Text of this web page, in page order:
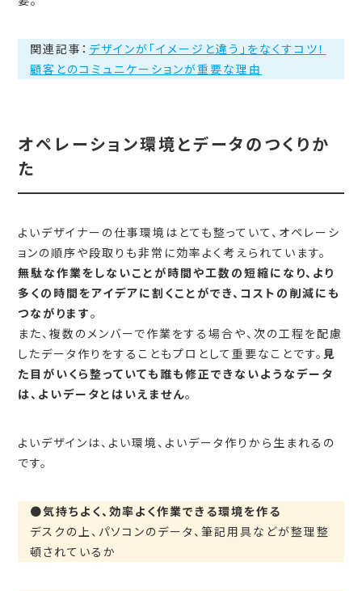
関連記事： デザインが「イメージと違う」をなくすコツ！
顧客とのコミュニケーションが重要な理由
オペレーション環境とデータのつくりか
た
よいデザイナーの仕事環境はとても整っていて、オペレーシ
ョンの順序や段取りも非常に効率よく考えられています。
無駄な作業をしないことが時間や工数の短縮になり、より
多くの時間をアイデアに割くことができ、コストの削減にも
つながります。
また、複数のメンバーで作業をする場合や、次の工程を配慮
したデータ作りをすることもプロとして重要なことです。見
た目がいくら整っていても誰も修正できないようなデータ
は、よいデータとはいえません。
よいデザインは、よい環境、よいデータ作りから生まれるの
です。
●気持ちよく、効率よく作業できる環境を作る
デスクの上、パソコンのデータ、筆記用具などが整理整
頓されているか